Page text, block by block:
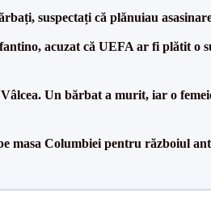
suspectați că plănuiau
acuzat că UEFA ar fi plătit o
Un bărbat a murit, iar o
masa Columbiei pentru războiul